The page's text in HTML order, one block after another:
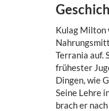
Kulag Milton
Terrania auf.
frühester
Dingen, wie
Seine Lehre
brach er